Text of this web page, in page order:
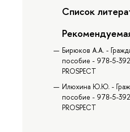
Список
Бирюков А.А. -
пособие - 978-5-
PROSPECT
Илюхина Ю.Ю. -
пособие - 978-5-
PROSPECT